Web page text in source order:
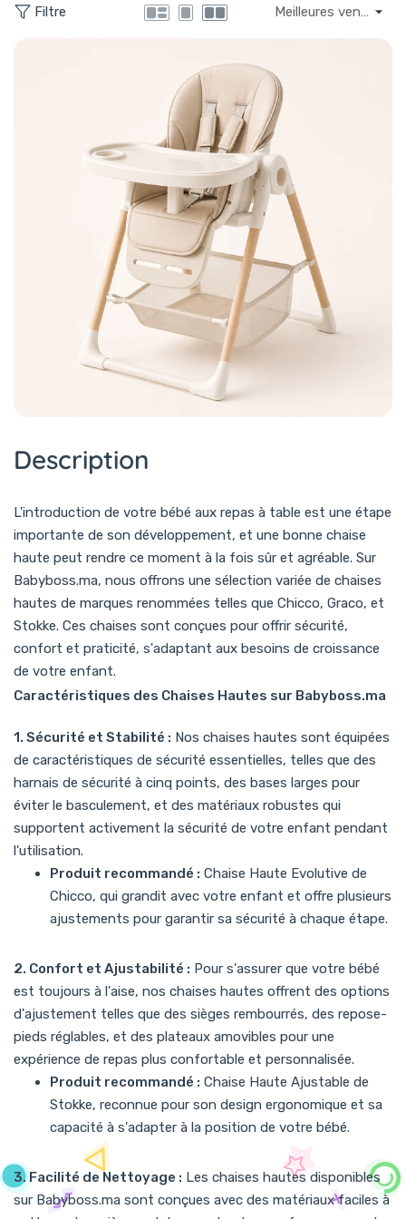
L'introduction de votre bébé aux repas à table est une étape
Babyboss.ma, nous offrons une sélection variée de chaises
hautes de marques renommées telles que Chicco, Graco, et
Stokke. Ces chaises sont conçues pour offrir sécurité, confort et
praticité, s'adaptant aux besoins de croissance de votre enfant.
Caractéristiques des Chaises Hautes sur Babyboss.ma
1. Sécurité et Stabilité :Nos chaises hautes sont équipées de
caractéristiques de sécurité essentielles, telles que des harnais
de sécurité à cinq points, des bases larges pour éviter le
basculement, et des matériaux robustes qui supportent
activement la sécurité de votre enfant pendant l'utilisation.
Produit recommandé :Chaise Haute Evolutive de Chicco
qui grandit avec votre enfant et offre plusieurs
ajustements pour garantir sa sécurité à chaque étape.
2. Confort et Ajustabilité :
Pour s'assurer que votre bébé est
toujours à l'aise, nos chaises hautes offrent des options
repas plus confortable et personnalisée.
s'adapter à la position de votre bébé.
3. Facilité de Nettoyage :Les chaises hautes disponibles sur
Babyboss.ma sont conçues avec des matériaux faciles à
nettoyer. Les sièges, plateaux, et autres surfaces peuvent être
rapidement essuyés ou retirés pour un nettoyage plus
approfondi, rendant le maintien de l'hygiène simple et efficace.
Produit recommandé :Chaise Haute Facile à Nettoyer de
Graco, avec des composants résistants à l'eau et une
structure qui ne garde pas les taches.
1. Adaptabilité :Nos chaises hautes sont conçues pour grandir
avec votre enfant, offrant des ajustements qui conviennent dès
l'âge de sevrage jusqu'aux premières années de l'enfance,
maximisant ainsi votre investissement.
2. Design et Style :
non seulement répondent aux normes de sécurité et de confort,
avec des styles modernes et des couleurs attrayantes.
qualité qui résistent à l'usure quotidienne et restent beaux et
fonctionnels au fil des années.
Conclusion
Choisir la bonne chaise haute sur Babyboss.ma vous permet de
faire des repas un moment sûr, confortable, et agréable pour
vous et votre bébé. Visitez notre site pour explorer notre
sélection complète et trouver la chaise haute qui répond le mieux
à vos attentes en matière de sécurité, de fonctionnalité et de
style.
Filtre
Description
L'introduction de votre bébé aux repas à table est une étape
importante de son développement, et une bonne chaise
haute peut rendre ce moment à la fois sûr et agréable. Sur
Babyboss.ma, nous offrons une sélection variée de chaises
hautes de marques renommées telles que Chicco, Graco, et
Stokke. Ces chaises sont conçues pour offrir sécurité,
confort et praticité, s'adaptant aux besoins de croissance
de votre enfant.
Caractéristiques des Chaises Hautes sur Babyboss.ma
1. Sécurité et Stabilité : Nos chaises hautes sont équipées
de caractéristiques de sécurité essentielles, telles que des
harnais de sécurité à cinq points, des bases larges pour
éviter le basculement, et des matériaux robustes qui
supportent activement la sécurité de votre enfant pendant
l'utilisation.
Produit recommandé : Chaise Haute Evolutive de
Chicco, qui grandit avec votre enfant et offre plusieurs
ajustements pour garantir sa sécurité à chaque étape.
2. Confort et Ajustabilité : Pour s'assurer que votre bébé
est toujours à l'aise, nos chaises hautes offrent des options
d'ajustement telles que des sièges rembourrés, des repose-
pieds réglables, et des plateaux amovibles pour une
expérience de repas plus confortable et personnalisée.
Produit recommandé : Chaise Haute Ajustable de
Stokke, reconnue pour son design ergonomique et sa
capacité à s'adapter à la position de votre bébé.
3. Facilité de Nettoyage : Les chaises hautes disponibles
sur Babyboss.ma sont conçues avec des matériaux faciles à